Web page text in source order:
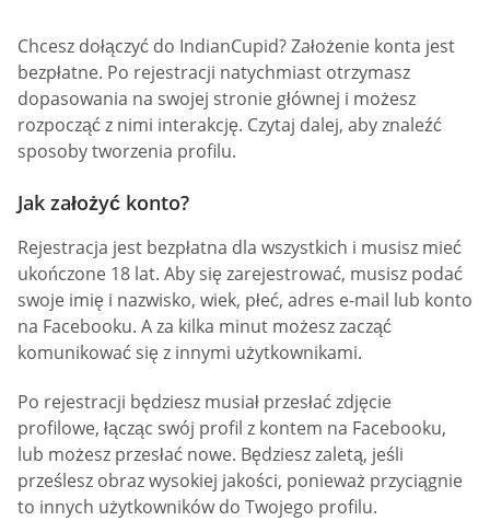
Chcesz dołączyć do IndianCupid? Założenie konta jest
bezpłatne. Po rejestracji natychmiast otrzymasz
dopasowania na swojej stronie głównej i możesz
rozpocząć z nimi interakcję. Czytaj dalej, aby znaleźć
sposoby tworzenia profilu.
Jak założyć konto?
Rejestracja jest bezpłatna dla wszystkich i musisz mieć
ukończone 18 lat. Aby się zarejestrować, musisz podać
swoje imię i nazwisko, wiek, płeć, adres e-mail lub konto
na Facebooku. A za kilka minut możesz zacząć
komunikować się z innymi użytkownikami.
Po rejestracji będziesz musiał przesłać zdjęcie
profilowe, łącząc swój profil z kontem na Facebooku,
lub możesz przesłać nowe. Będziesz zaletą, jeśli
prześlesz obraz wysokiej jakości, ponieważ przyciągnie
to innych użytkowników do Twojego profilu.